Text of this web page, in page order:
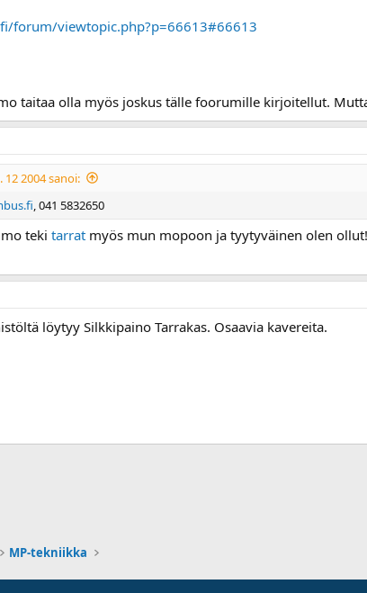
forum/viewtopic.php?p=66613#66613
taitaa olla myös joskus tälle foorumille kirjoitellut.
12 2004 sanoi:
, 041 5832650
teki tarrat myös mun mopoon ja tyytyväinen olen
löytyy Silkkipaino Tarrakas. Osaavia kavereita.
MP-tekniikka